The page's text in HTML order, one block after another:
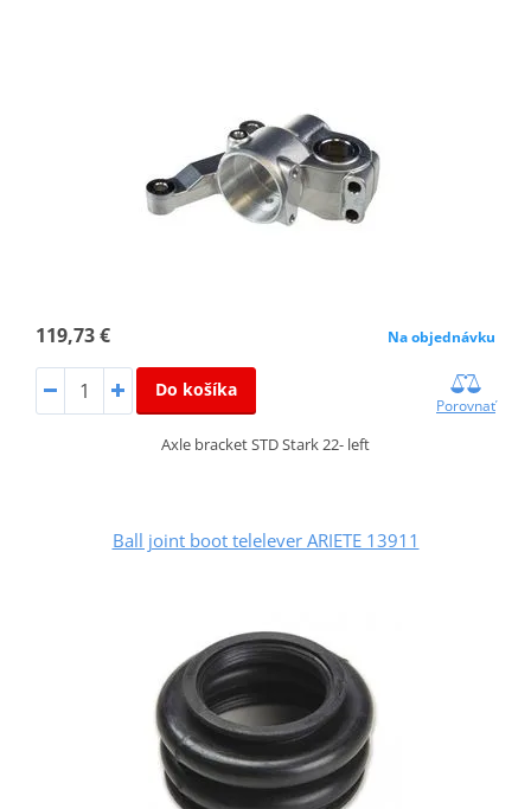
119,73 € Na objednávku
Do košíka
Porovnať
Axle bracket STD Stark 22- left
Ball joint boot telelever ARIETE 13911